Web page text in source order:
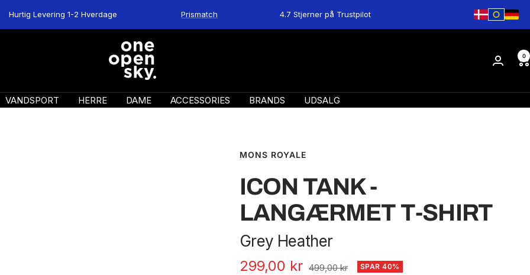
Hurtig Levering 1-2 Hverdage Prismatch 4.7 Stjerner på Trustpilot
One
Open
0
VANDSPORT HERRE DAME ACCESSORIES BRANDS UDSALG
MONS ROYALE
ICON TANK -
LANGÆRMET T-SHIRT
Grey Heather
Udsalgspris
299,00 kr Normal
499,00 kr SPAR 40%